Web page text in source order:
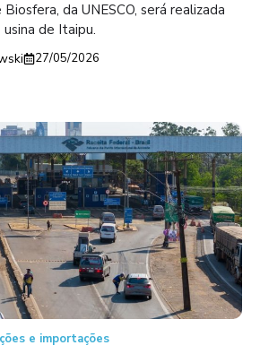
da UNESCO, será realizada
de Itaipu.
27/05/2026
e importações